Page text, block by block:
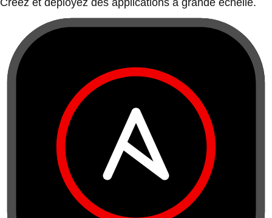
Créez et déployez des applications à grande échelle.